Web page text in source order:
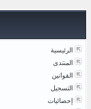
الرئيسية
المنتدى
القوانين
التسجيل
إحصائيات